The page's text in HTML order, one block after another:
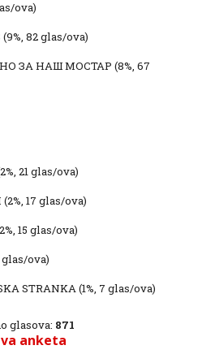
ova)
(9%, 82 glas/ova)
ЗА НАШ МОСТАР (8%, 67
21 glas/ova)
(2%, 17 glas/ova)
15 glas/ova)
glas/ova)
STRANKA(1%, 7 glas/ova)
glasova: 871
anketa